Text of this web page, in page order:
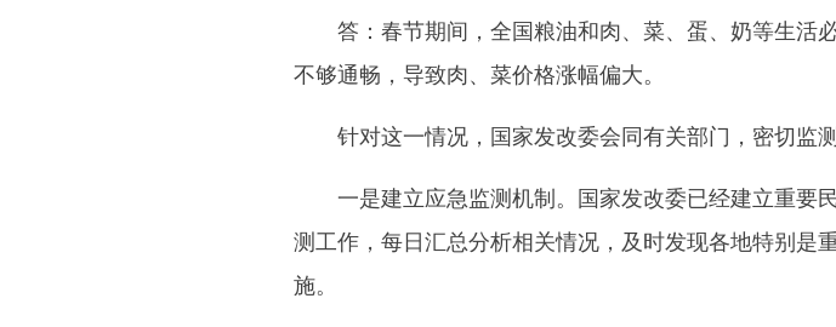
答：春节期间，全国粮油和肉、菜、蛋、奶等生活
不够通畅，导致肉、菜价格涨幅偏大。
针对这一情况，国家发改委会同有关部门，密切监测
一是建立应急监测机制。国家发改委已经建立重要
测工作，每日汇总分析相关情况，及时发现各地特别是
施。